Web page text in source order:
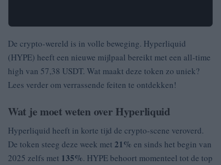
De crypto-wereld is in volle beweging. Hyperliquid
(HYPE) heeft een nieuwe mijlpaal bereikt met een all-time
high van 57,38 USDT. Wat maakt deze token zo uniek?
Lees verder om verrassende feiten te ontdekken!
Wat je moet weten over Hyperliquid
Hyperliquid heeft in korte tijd de crypto-scene veroverd.
De token steeg deze week met 21% en sinds het begin van
2025 zelfs met 135%. HYPE behoort momenteel tot de top